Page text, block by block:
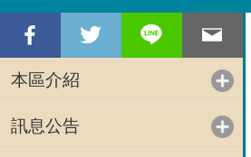
本區介紹
訊息公告